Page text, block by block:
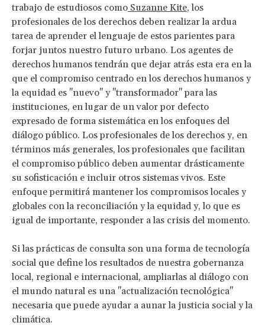
trabajo de estudiosos como Suzanne Kite, los
profesionales de los derechos deben realizar la ardua
tarea de aprender el lenguaje de estos parientes para
forjar juntos nuestro futuro urbano. Los agentes de
derechos humanos tendrán que dejar atrás esta era en la
que el compromiso centrado en los derechos humanos y
la equidad es "nuevo" y "transformador" para las
instituciones, en lugar de un valor por defecto
expresado de forma sistemática en los enfoques del
diálogo público. Los profesionales de los derechos y, en
términos más generales, los profesionales que facilitan
el compromiso público deben aumentar drásticamente
su sofisticación e incluir otros sistemas vivos. Este
enfoque permitirá mantener los compromisos locales y
globales con la reconciliación y la equidad y, lo que es
igual de importante, responder a las crisis del momento.
Si las prácticas de consulta son una forma de tecnología
social que define los resultados de nuestra gobernanza
local, regional e internacional, ampliarlas al diálogo con
el mundo natural es una "actualización tecnológica"
necesaria que puede ayudar a aunar la justicia social y la
climática.